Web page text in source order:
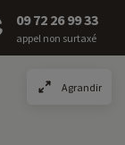
09 72 26 99 33
appel non surtaxé
Agrandir